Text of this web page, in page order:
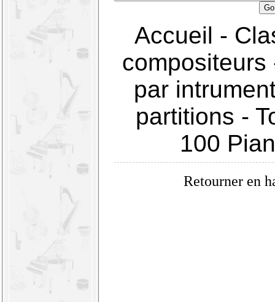
Accueil -
compositeurs
par
partitions -
100
Retourner en